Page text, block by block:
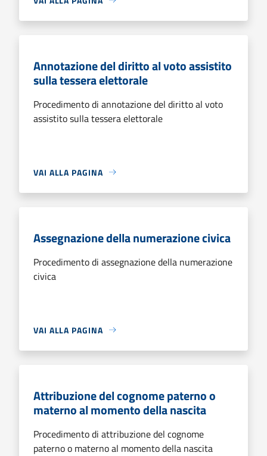
Annotazione del diritto al voto assistito
sulla tessera elettorale
Procedimento di annotazione del diritto al voto
assistito sulla tessera elettorale
VAI ALLA PAGINA
Assegnazione della numerazione civica
Procedimento di assegnazione della numerazione
civica
VAI ALLA PAGINA
Attribuzione del cognome paterno o
materno al momento della nascita
Procedimento di attribuzione del cognome
paterno o materno al momento della nascita